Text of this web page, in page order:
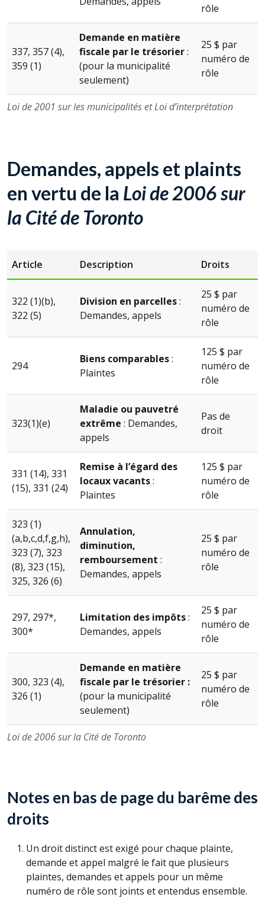
Loi de 2001 sur les municipalités et Loi d’interprétation
rôle
337, 357 (4),
359 (1)
Demande en matière
fiscale par le trésorier:
(pour la municipalité
seulement)
25 $ par
numéro de
rôle
Demandes, appels et plaints
en vertu de la Loi de 2006 sur
la Cité de Toronto
Loi de 2006 sur la Cité de Toronto
Article Description Droits
322 (1)(b),
322 (5)
Division en parcelles:
Demandes, appels
25 $ par
numéro de
rôle
294
Biens comparables:
Plaintes
125 $ par
numéro de
rôle
323(1)(e)
Maladie ou pauvetré
extrême : Demandes,
appels
Pas de
droit
331 (14), 331
(15), 331 (24)
Remise à l’égard des
locaux vacants:
Plaintes
125 $ par
numéro de
rôle
323 (1)
(a,b,c,d,f,g,h),
323 (7), 323
(8), 323 (15),
325, 326 (6)
Annulation,
diminution,
remboursement :
Demandes, appels
25 $ par
numéro de
rôle
297, 297*,
300*
Limitation des impôts:
Demandes, appels
25 $ par
numéro de
rôle
300, 323 (4),
326 (1)
Demande en matière
fiscale par le trésorier :
(pour la municipalité
seulement)
25 $ par
numéro de
rôle
Notes en bas de page du barême des
droits
Un droit distinct est exigé pour chaque plainte,
demande et appel malgré le fait que plusieurs
plaintes, demandes et appels pour un même
numéro de rôle sont joints et entendus ensemble.